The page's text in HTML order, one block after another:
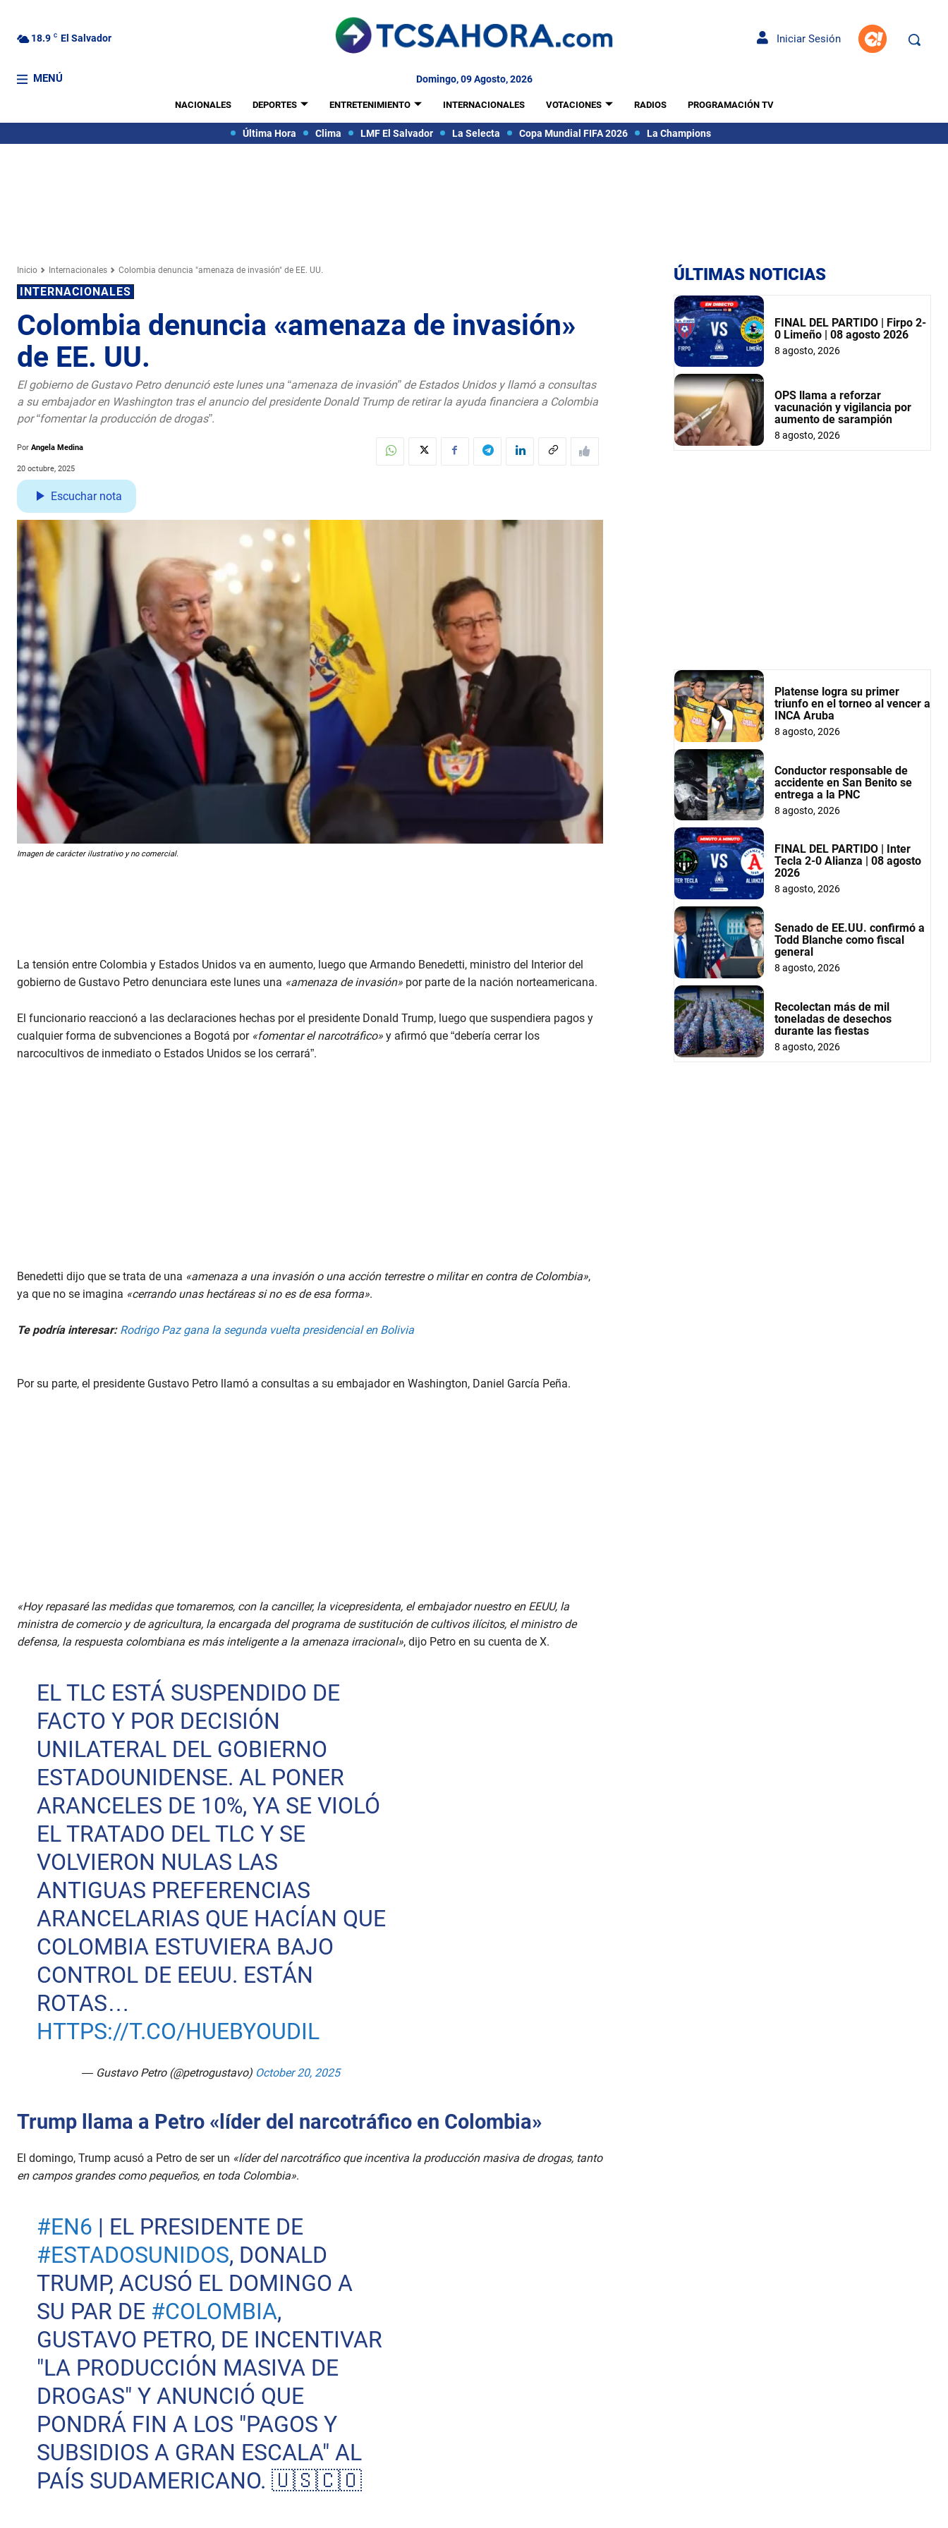
18.9 C El Salvador Iniciar Sesión
MENÚ Domingo, 09 Agosto, 2026
NACIONALES DEPORTES ENTRETENIMIENTO INTERNACIONALES VOTACIONES RADIOS PROGRAMACIÓN TV
Última Hora Clima LMF El Salvador La Selecta Copa Mundial FIFA 2026 La Champions
Inicio Internacionales Colombia denuncia "amenaza de invasión" de EE. UU.
INTERNACIONALES
Colombia denuncia «amenaza de invasión»
de EE. UU.
El gobierno de Gustavo Petro denunció este lunes una “amenaza de invasión” de Estados Unidos y llamó a consultas
a su embajador en Washington tras el anuncio del presidente Donald Trump de retirar la ayuda financiera a Colombia
por “fomentar la producción de drogas”.
Por Angela Medina
20 octubre, 2025
Escuchar nota
Imagen de carácter ilustrativo y no comercial.
La tensión entre Colombia y Estados Unidos va en aumento, luego que Armando Benedetti, ministro del Interior del
gobierno de Gustavo Petro denunciara este lunes una «amenaza de invasión» por parte de la nación norteamericana.
El funcionario reaccionó a las declaraciones hechas por el presidente Donald Trump, luego que suspendiera pagos y
cualquier forma de subvenciones a Bogotá por «fomentar el narcotráfico» y afirmó que “debería cerrar los
narcocultivos de inmediato o Estados Unidos se los cerrará”.
Benedetti dijo que se trata de una «amenaza a una invasión o una acción terrestre o militar en contra de Colombia»,
ya que no se imagina «cerrando unas hectáreas si no es de esa forma».
Te podría interesar: Rodrigo Paz gana la segunda vuelta presidencial en Bolivia
Por su parte, el presidente Gustavo Petro llamó a consultas a su embajador en Washington, Daniel García Peña.
«Hoy repasaré las medidas que tomaremos, con la canciller, la vicepresidenta, el embajador nuestro en EEUU, la
ministra de comercio y de agricultura, la encargada del programa de sustitución de cultivos ilícitos, el ministro de
defensa, la respuesta colombiana es más inteligente a la amenaza irracional», dijo Petro en su cuenta de X.
EL TLC ESTÁ SUSPENDIDO DE
FACTO Y POR DECISIÓN
UNILATERAL DEL GOBIERNO
ESTADOUNIDENSE. AL PONER
ARANCELES DE 10%, YA SE VIOLÓ
EL TRATADO DEL TLC Y SE
VOLVIERON NULAS LAS
ANTIGUAS PREFERENCIAS
ARANCELARIAS QUE HACÍAN QUE
COLOMBIA ESTUVIERA BAJO
CONTROL DE EEUU. ESTÁN
ROTAS…
HTTPS://T.CO/HUEBYOUDIL
— Gustavo Petro (@petrogustavo) October 20, 2025
Trump llama a Petro «líder del narcotráfico en Colombia»
El domingo, Trump acusó a Petro de ser un «líder del narcotráfico que incentiva la producción masiva de drogas, tanto
en campos grandes como pequeños, en toda Colombia».
#EN6 | EL PRESIDENTE DE
#ESTADOSUNIDOS, DONALD
TRUMP, ACUSÓ EL DOMINGO A
SU PAR DE #COLOMBIA,
GUSTAVO PETRO, DE INCENTIVAR
"LA PRODUCCIÓN MASIVA DE
DROGAS" Y ANUNCIÓ QUE
PONDRÁ FIN A LOS "PAGOS Y
SUBSIDIOS A GRAN ESCALA" AL
PAÍS SUDAMERICANO. 🇺🇸🇨🇴
ÚLTIMAS NOTICIAS
FINAL DEL PARTIDO | Firpo 2-
0 Limeño | 08 agosto 2026
8 agosto, 2026
OPS llama a reforzar
vacunación y vigilancia por
aumento de sarampión
8 agosto, 2026
Platense logra su primer
triunfo en el torneo al vencer a
INCA Aruba
8 agosto, 2026
Conductor responsable de
accidente en San Benito se
entrega a la PNC
8 agosto, 2026
FINAL DEL PARTIDO | Inter
Tecla 2-0 Alianza | 08 agosto
2026
8 agosto, 2026
Senado de EE.UU. confirmó a
Todd Blanche como fiscal
general
8 agosto, 2026
Recolectan más de mil
toneladas de desechos
durante las fiestas
8 agosto, 2026